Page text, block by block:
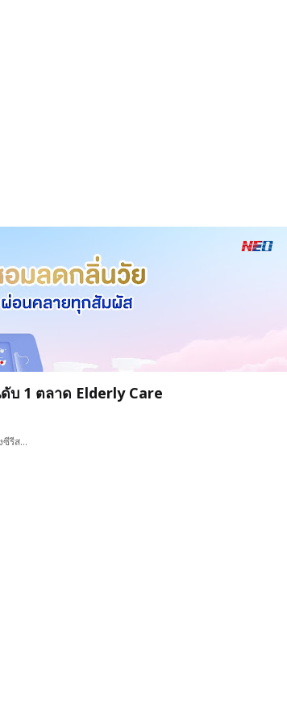
1 ตลาด Elderly Care
ซีรีส…